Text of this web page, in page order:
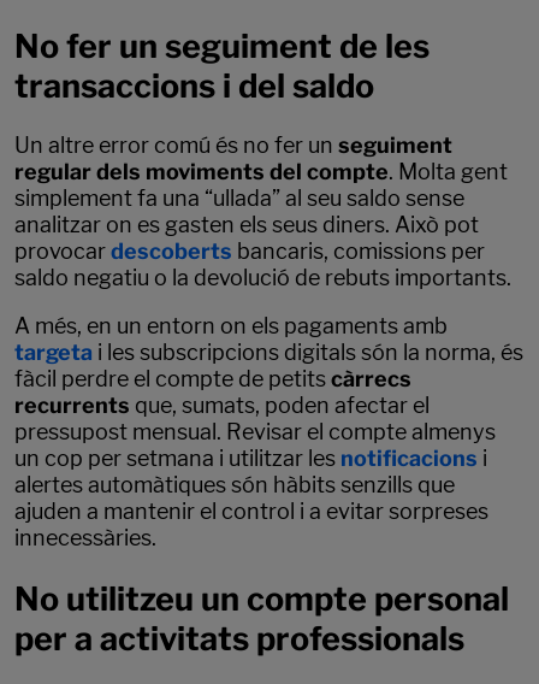
No fer un seguiment de les
transaccions i del saldo
Un altre error comú és no fer un seguiment
regular dels moviments del compte. Molta gent
simplement fa una “ullada” al seu saldo sense
analitzar on es gasten els seus diners. Això pot
provocardescoberts bancaris, comissions per
saldo negatiu o la devolució de rebuts importants.
A més, en un entorn on els pagaments amb
targeta i les subscripcions digitals són la norma, és
fàcil perdre el compte de petitscàrrecs
recurrents que, sumats, poden afectar el
pressupost mensual. Revisar el compte almenys
un cop per setmana i utilitzar les notificacions i
alertes automàtiques són hàbits senzills que
ajuden a mantenir el control i a evitar sorpreses
innecessàries.
No utilitzeu un compte personal
per a activitats professionals